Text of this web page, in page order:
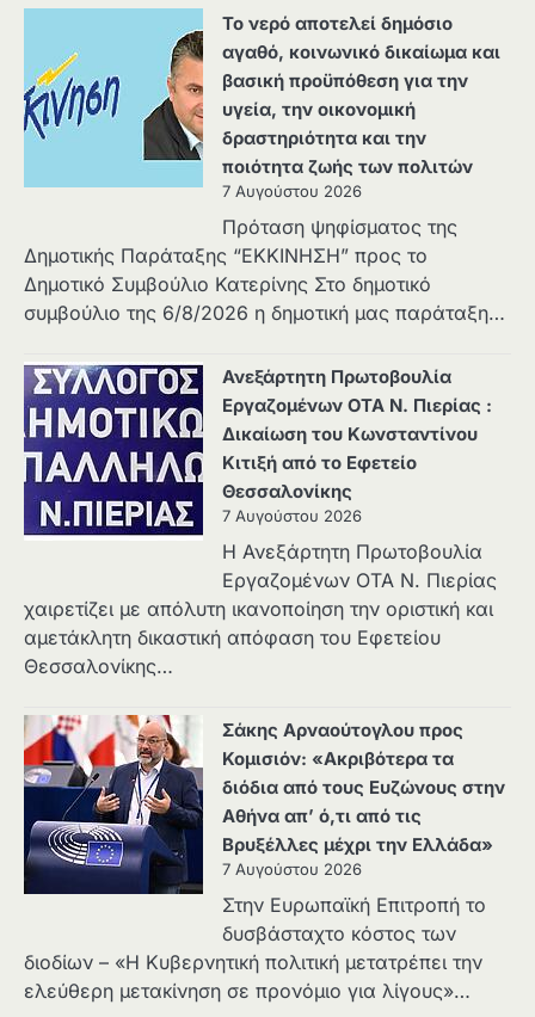
Το νερό αποτελεί δημόσιο
αγαθό, κοινωνικό δικαίωμα και
βασική προϋπόθεση για την
υγεία, την οικονομική
δραστηριότητα και την
ποιότητα ζωής των πολιτών
7 Αυγούστου 2026
Πρόταση ψηφίσματος της
Δημοτικής Παράταξης “ΕΚΚΙΝΗΣΗ” προς το
Δημοτικό Συμβούλιο Κατερίνης Στο δημοτικό
συμβούλιο της 6/8/2026 η δημοτική μας παράταξη…
Ανεξάρτητη Πρωτοβουλία
Εργαζομένων ΟΤΑ Ν. Πιερίας :
Δικαίωση του Κωνσταντίνου
Κιτιξή από το Εφετείο
Θεσσαλονίκης
7 Αυγούστου 2026
Η Ανεξάρτητη Πρωτοβουλία
Εργαζομένων ΟΤΑ Ν. Πιερίας
χαιρετίζει με απόλυτη ικανοποίηση την οριστική και
αμετάκλητη δικαστική απόφαση του Εφετείου
Θεσσαλονίκης…
Σάκης Αρναούτογλου προς
Κομισιόν: «Ακριβότερα τα
διόδια από τους Ευζώνους στην
Αθήνα απ’ ό,τι από τις
Βρυξέλλες μέχρι την Ελλάδα»
7 Αυγούστου 2026
Στην Ευρωπαϊκή Επιτροπή το
δυσβάσταχτο κόστος των
διοδίων – «Η Κυβερνητική πολιτική μετατρέπει την
ελεύθερη μετακίνηση σε προνόμιο για λίγους»…